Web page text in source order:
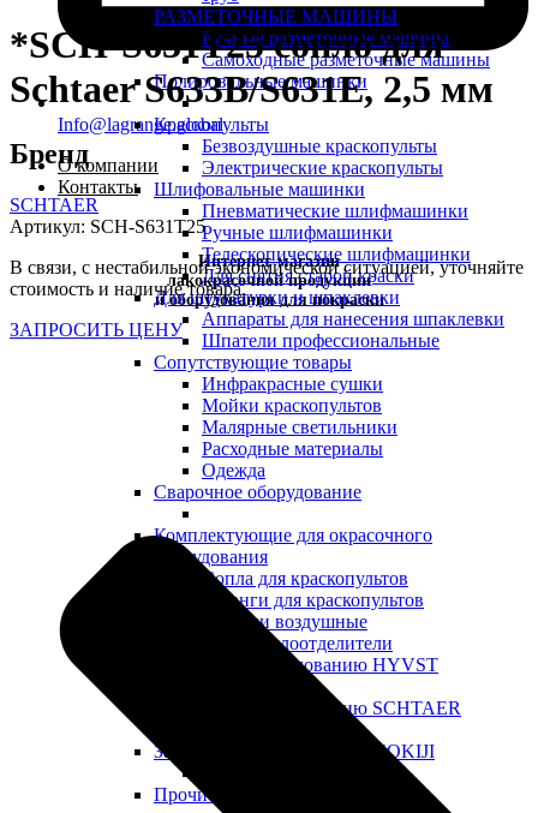
Info@lagrange.global
О компании
Контакты
Интернет-магазин
лакокрасочной продукции
и оборудования для покраски
РАЗМЕТОЧНЫЕ МАШИНЫ
Ручные разметочные машины
Самоходные разметочные машины
Полировальные машинки
Краскопульты
Безвоздушные краскопульты
Электрические краскопульты
Шлифовальные машинки
Пневматические шлифмашинки
Ручные шлифмашинки
Телескопические шлифмашинки
Для снятия старой краски
Для штукатурки и шпаклевки
Аппараты для нанесения шпаклевки
Шпатели профессиональные
Сопутствующие товары
Инфракрасные сушки
Мойки краскопультов
Малярные светильники
Расходные материалы
Одежда
Сварочное оборудование
Комплектующие для окрасочного
оборудования
Сопла для краскопультов
Шланги для краскопультов
Головки воздушные
Влагомаслоотделители
Запчасти к оборудованию HYVST
Запчасти к оборудованию SCHTAER
Запчасти к оборудованию YOKIJI
Прочие запчасти
*SCH-S631T25 сопло для
Schtaer S633B/S631E, 2,5 мм
Бренд
SCHTAER
Артикул: SCH-S631T25
В связи, с нестабильной экономической ситуацией, уточняйте
стоимость и наличие товара.
ЗАПРОСИТЬ ЦЕНУ